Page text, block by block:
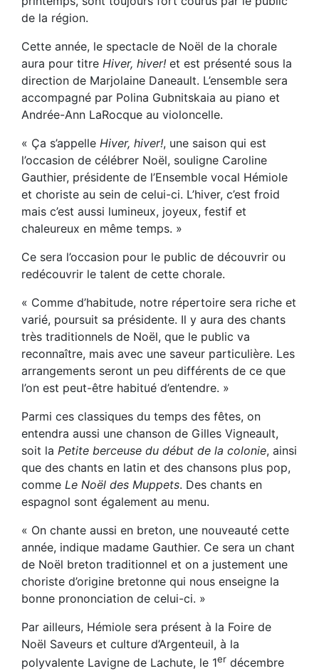
de la région.
Cette année, le spectacle de Noël de la chorale
aura pour titre Hiver, hiver! et est présenté sous la
direction de Marjolaine Daneault. L’ensemble sera
accompagné par Polina Gubnitskaia au piano et
Andrée-Ann LaRocque au violoncelle.
« Ça s’appelle Hiver, hiver!, une saison qui est
l’occasion de célébrer Noël, souligne Caroline
Gauthier, présidente de l’Ensemble vocal Hémiole
et choriste au sein de celui-ci. L’hiver, c’est froid
mais c’est aussi lumineux, joyeux, festif et
chaleureux en même temps. »
Ce sera l’occasion pour le public de découvrir ou
redécouvrir le talent de cette chorale.
« Comme d’habitude, notre répertoire sera riche et
varié, poursuit sa présidente. Il y aura des chants
très traditionnels de Noël, que le public va
reconnaître, mais avec une saveur particulière. Les
arrangements seront un peu différents de ce que
l’on est peut-être habitué d’entendre. »
Parmi ces classiques du temps des fêtes, on
entendra aussi une chanson de Gilles Vigneault,
soit la Petite berceuse du début de la colonie, ainsi
que des chants en latin et des chansons plus pop,
comme Le Noël des Muppets. Des chants en
espagnol sont également au menu.
« On chante aussi en breton, une nouveauté cette
année, indique madame Gauthier. Ce sera un chant
de Noël breton traditionnel et on a justement une
choriste d’origine bretonne qui nous enseigne la
bonne prononciation de celui-ci. »
Par ailleurs, Hémiole sera présent à la Foire de
Noël Saveurs et culture d’Argenteuil, à la
polyvalente Lavigne de Lachute, le 1er décembre